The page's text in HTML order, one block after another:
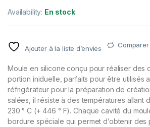
Availability: En stock
Ajouter à la liste d’envies Comparer
Moule en silicone conçu pour réaliser des
portion iniduelle, parfaits pour être utilisés
réfrigérateur pour la préparation de
salées, il résiste à des températures allant
230 ° C (+ 446 ° F). Chaque cavité du
bordure spéciale qui permet d’obtenir des